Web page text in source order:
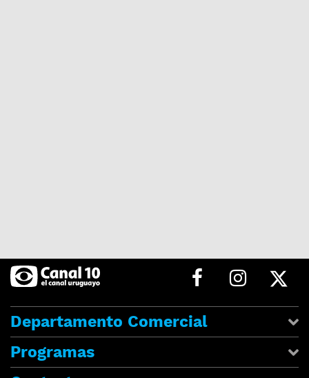
Departamento Comercial
Programas